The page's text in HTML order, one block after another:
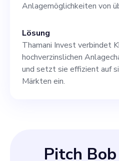
3. Exzellentes
Nachweisbare
der Leitung
Anlagemöglichkeiten von
Lösung
Thamani Invest verbindet
hochverzinslichen
und setzt sie effizient auf
Märkten ein.
Pitch Bob